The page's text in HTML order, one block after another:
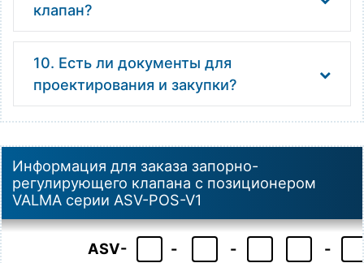
клапан?
10. Есть ли документы для
проектирования и закупки?
Информация для заказа запорно-
регулирующего клапана с позиционером
VALMA серии ASV-POS-V1
ASV- - -
-